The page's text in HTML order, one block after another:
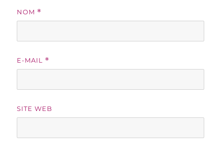
NOM *
E-MAIL *
SITE WEB